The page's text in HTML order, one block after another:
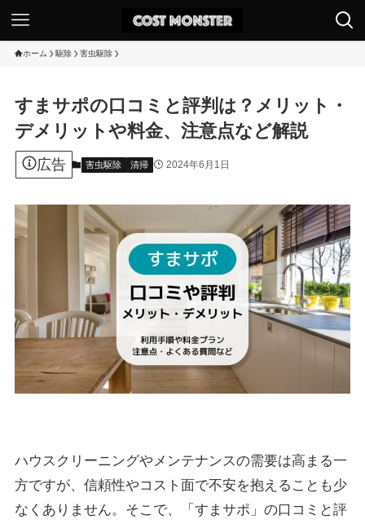
ホーム 駆除 害虫駆除
すまサポの口コミと評判は？メリット・
デメリットや料金、注意点など解説
広告 害虫駆除 清掃 2024年6月1日
ハウスクリーニングやメンテナンスの需要は高まる一
方ですが、信頼性やコスト面で不安を抱えることも少
なくありません。そこで、「すまサポ」の口コミと評